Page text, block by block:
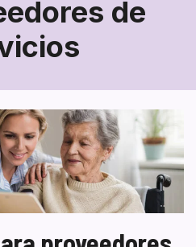
de
Formularios
y
políticas
de
proveedores
de
servicios